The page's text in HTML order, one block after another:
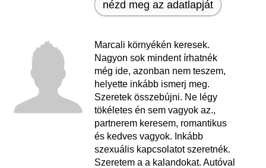
nézd meg az adatlapját
Marcali környékén keresek.
Nagyon sok mindent írhatnék
még ide, azonban nem teszem,
helyette inkább ismerj meg.
Szeretek összebújni. Ne légy
tökéletes én sem vagyok az.,
partnerem keresem, romantikus
és kedves vagyok. Inkább
szexuális kapcsolatot szeretnék.
Szeretem a a kalandokat. Autóval